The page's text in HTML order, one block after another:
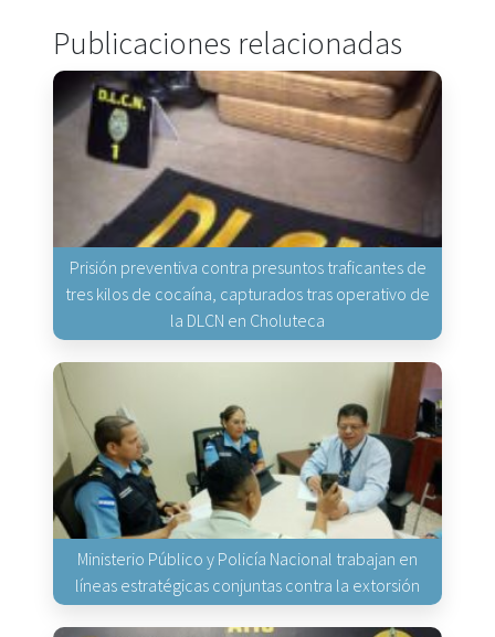
Publicaciones relacionadas
Prisión preventiva contra presuntos traficantes de
tres kilos de cocaína, capturados tras operativo de
la DLCN en Choluteca
Ministerio Público y Policía Nacional trabajan en
líneas estratégicas conjuntas contra la extorsión